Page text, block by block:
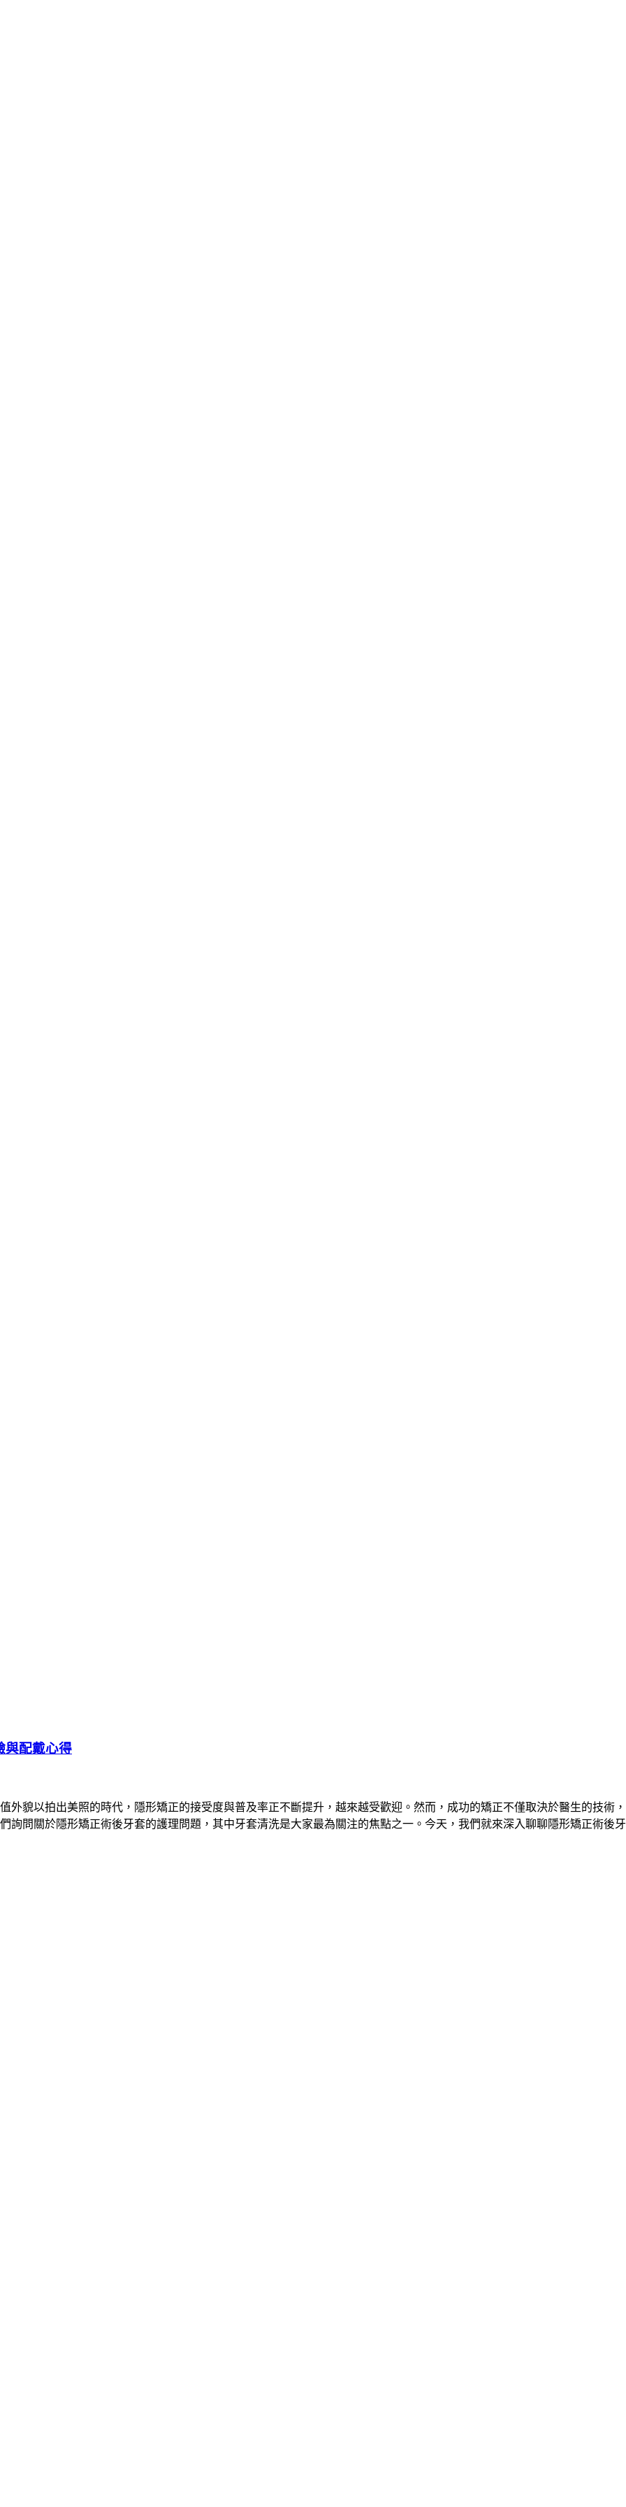
與配戴心得
貌以拍出美照的時代，隱形矯正的接受度與普及率正不斷提升，越來越受歡迎。然而，成功的矯正不僅取決於醫生的技術，
詢問關於隱形矯正術後牙套的護理問題，其中牙套清洗是大家最為關注的焦點之一。今天，我們就來深入聊聊隱形矯正術後牙